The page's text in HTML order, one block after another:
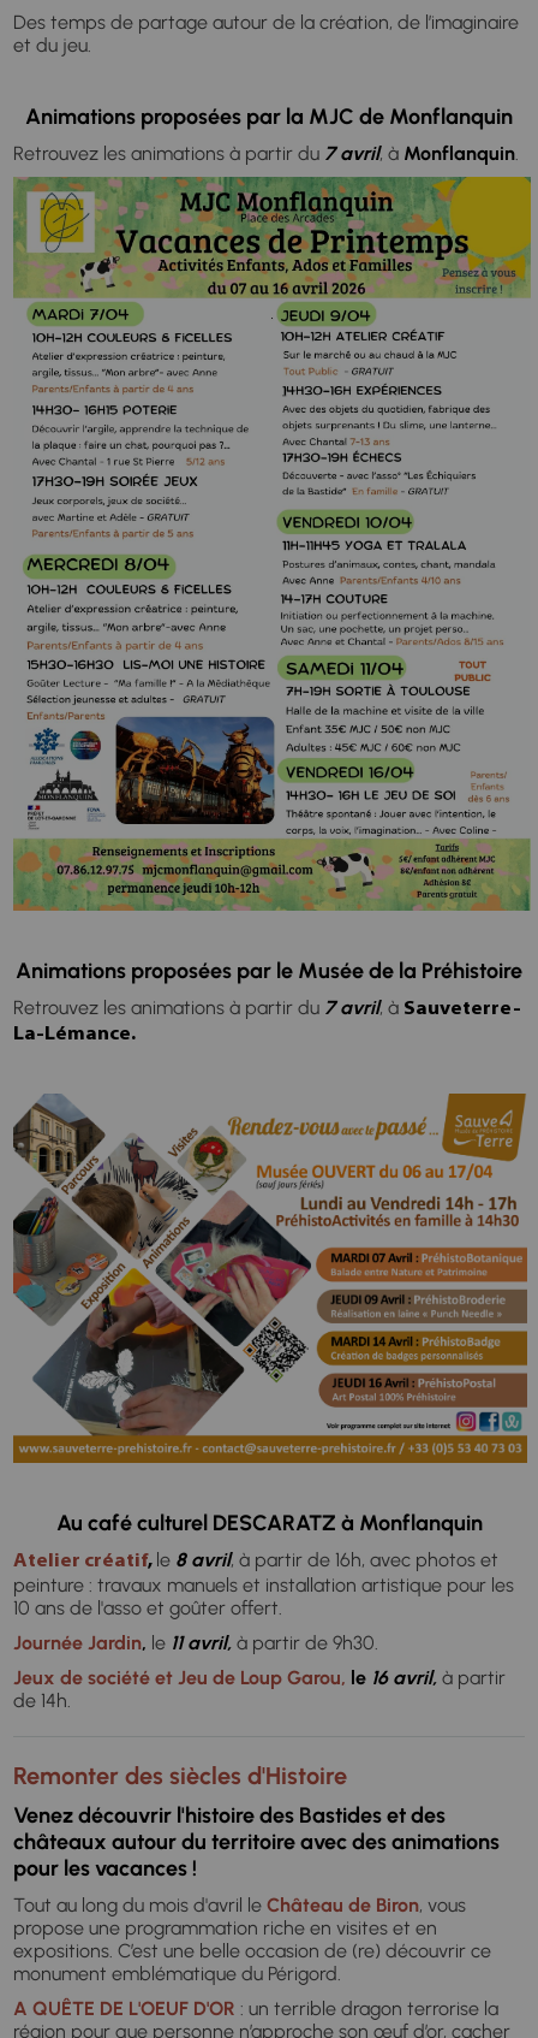
Des temps de partage autour de la création, de l’imaginaire
et du jeu.
Animations proposées par la MJC de Monflanquin
Retrouvez les animations à partir du 7 avril, à Monflanquin.
Animations proposées par le Musée de la Préhistoire
Retrouvez les animations à partir du 7 avril, à Sauveterre-
La-Lémance.
Au café culturel DESCARATZ à Monflanquin
Atelier créatif, le 8 avril, à partir de 16h, avec photos et
peinture : travaux manuels et installation artistique pour les
10 ans de l'asso et goûter offert.
Journée Jardin, le 11avril,à partir de 9h30.
Jeux de société et Jeu de Loup Garou, le 16 avril,à partir
de 14h.
Remonter des siècles d'Histoire
Venez découvrir l'histoire des Bastides et des
châteaux autour du territoire avec des animations
pour les vacances !
Tout au long du mois d'avril leChâteau de Biron, vous
propose une programmation riche en visites et en
expositions. C’est une belle occasion de (re) découvrir ce
monument emblématique du Périgord.
A QUÊTE DE L'OEUF D'OR : un terrible dragon terrorise la
région pour que personne n’approche son œuf d’or, cacher